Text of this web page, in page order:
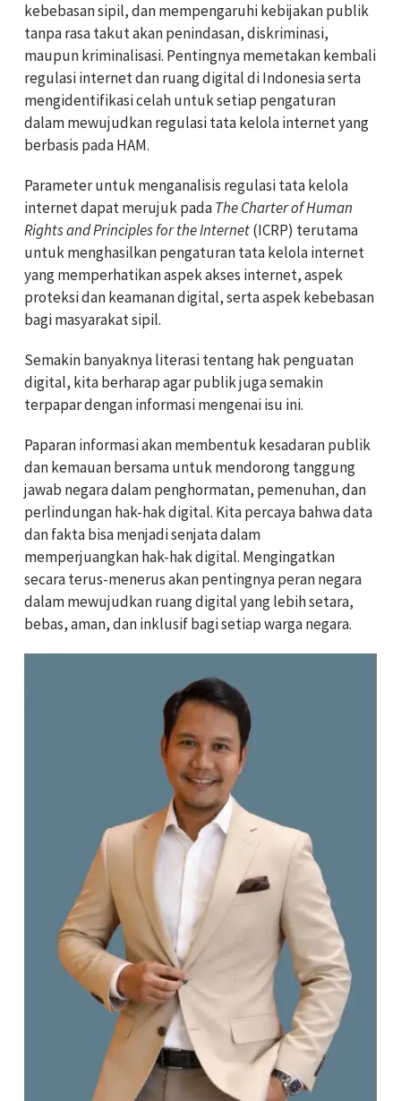
kebebasan sipil, dan mempengaruhi kebijakan publik
tanpa rasa takut akan penindasan, diskriminasi,
maupun kriminalisasi. Pentingnya memetakan kembali
regulasi internet dan ruang digital di Indonesia serta
mengidentifikasi celah untuk setiap pengaturan
dalam mewujudkan regulasi tata kelola internet yang
berbasis pada HAM.
Parameter untuk menganalisis regulasi tata kelola
internet dapat merujuk padaThe Charter of Human
Rights and Principles for the Internet(ICRP) terutama
untuk menghasilkan pengaturan tata kelola internet
yang memperhatikan aspek akses internet, aspek
proteksi dan keamanan digital, serta aspek kebebasan
bagi masyarakat sipil.
Semakin banyaknya literasi tentang hak penguatan
digital, kita berharap agar publik juga semakin
terpapar dengan informasi mengenai isu ini.
Paparan informasi akan membentuk kesadaran publik
dan kemauan bersama untuk mendorong tanggung
jawab negara dalam penghormatan, pemenuhan, dan
perlindungan hak-hak digital. Kita percaya bahwa data
dan fakta bisa menjadi senjata dalam
memperjuangkan hak-hak digital. Mengingatkan
secara terus-menerus akan pentingnya peran negara
dalam mewujudkan ruang digital yang lebih setara,
bebas, aman, dan inklusif bagi setiap warga negara.